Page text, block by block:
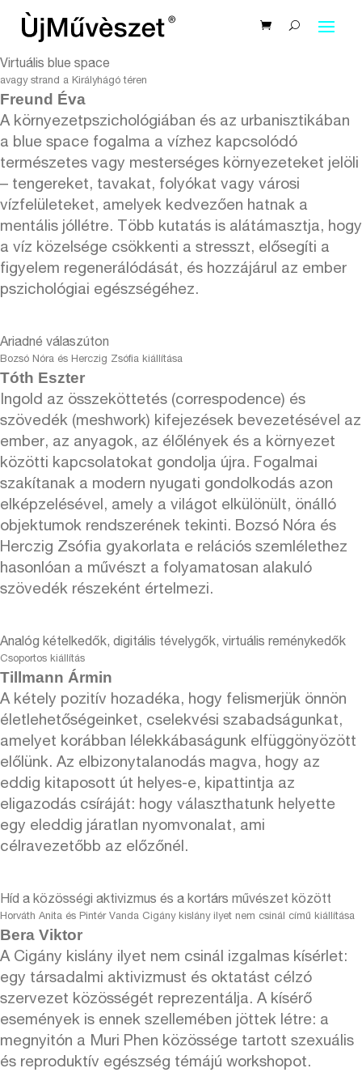
Virtuális blue space
avagy strand a Királyhágó téren
Freund Éva
A környezetpszichológiában és az urbanisztikában
a blue space fogalma a vízhez kapcsolódó
természetes vagy mesterséges környezeteket jelöli
– tengereket, tavakat, folyókat vagy városi
vízfelületeket, amelyek kedvezően hatnak a
mentális jóllétre. Több kutatás is alátámasztja, hogy
a víz közelsége csökkenti a stresszt, elősegíti a
figyelem regenerálódását, és hozzájárul az ember
pszichológiai egészségéhez.
Ariadné válaszúton
Bozsó Nóra és Herczig Zsófia kiállítása
Tóth Eszter
Ingold az összeköttetés (correspodence) és
szövedék (meshwork) kifejezések bevezetésével az
ember, az anyagok, az élőlények és a környezet
közötti kapcsolatokat gondolja újra. Fogalmai
szakítanak a modern nyugati gondolkodás azon
elképzelésével, amely a világot elkülönült, önálló
objektumok rendszerének tekinti. Bozsó Nóra és
Herczig Zsófia gyakorlata e relációs szemlélethez
hasonlóan a művészt a folyamatosan alakuló
szövedék részeként értelmezi.
Analóg kételkedők, digitális tévelygők, virtuális reménykedők
Csoportos kiállítás
Tillmann Ármin
A kétely pozitív hozadéka, hogy felismerjük önnön
életlehetőségeinket, cselekvési szabadságunkat,
amelyet korábban lélekkábaságunk elfüggönyözött
előlünk. Az elbizonytalanodás magva, hogy az
eddig kitaposott út helyes-e, kipattintja az
eligazodás csíráját: hogy választhatunk helyette
egy eleddig járatlan nyomvonalat, ami
célravezetőbb az előzőnél.
Híd a közösségi aktivizmus és a kortárs művészet között
Horváth Anita és Pintér Vanda Cigány kislány ilyet nem csinál című kiállítása
Bera Viktor
A Cigány kislány ilyet nem csinál izgalmas kísérlet:
egy társadalmi aktivizmust és oktatást célzó
szervezet közösségét reprezentálja. A kísérő
események is ennek szellemében jöttek létre: a
megnyitón a Muri Phen közössége tartott szexuális
és reproduktív egészség témájú workshopot.